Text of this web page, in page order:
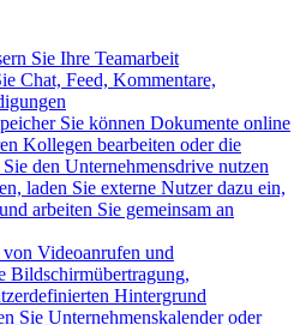
Sie Ihre Teamarbeit
Chat, Feed, Kommentare,
Sie können Dokumente online
Kollegen bearbeiten oder die
den Unternehmensdrive nutzen
laden Sie externe Nutzer dazu ein,
arbeiten Sie gemeinsam an
Videoanrufen und
Bildschirmübertragung,
Hintergrund
Sie Unternehmenskalender oder